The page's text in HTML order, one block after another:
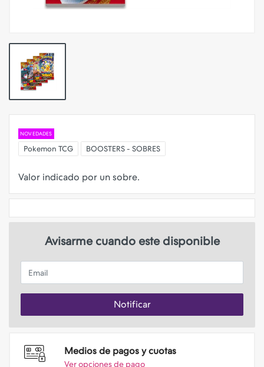
NOVEDADES
Pokemon TCG BOOSTERS - SOBRES
Avisarme cuando este disponible
Email
Notificar
Medios de pagos y cuotas
Ver opciones de pago